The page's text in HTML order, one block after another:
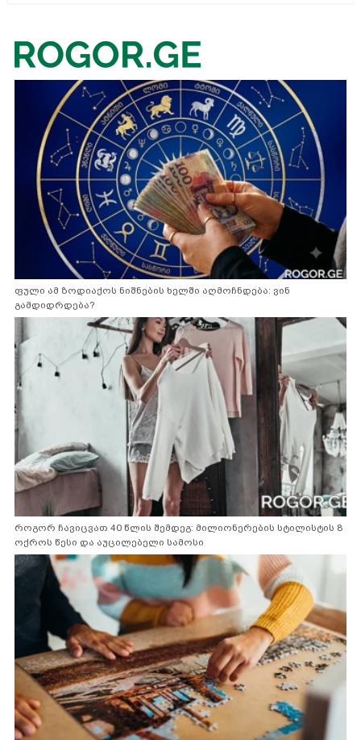
ფული ამ ზოდიაქოს ნიშნების ხელში აღმოჩნდება: ვინ
გამდიდრდება?
როგორ ჩავიცვათ 40 წლის შემდეგ: მილიონერების სტილისტის 8
ოქროს წესი და აუცილებელი სამოსი